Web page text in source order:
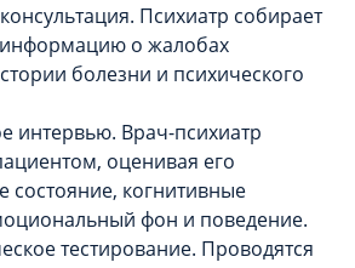
Психиатр собирает
о жалобах
болезни и психического
интервью. Врач-психиатр
оценивая его
состояние, когнитивные
фон и поведение.
тестирование. Проводятся